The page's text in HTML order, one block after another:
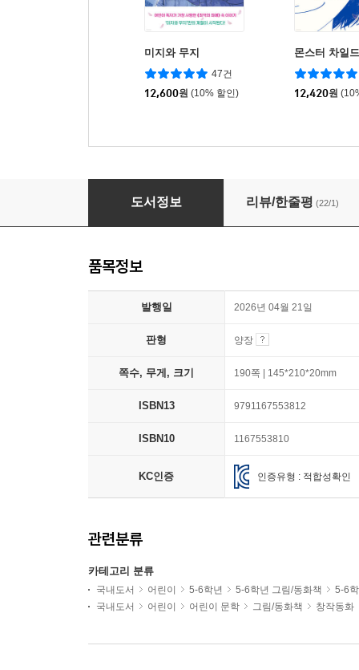
미지와 무지
47건
12,600원 (10% 할인)
몬스터 차일드
12,420원
최악의 인생 샷
도서정보 리뷰/한줄평 (22/1)
품목정보
발행일 2026년 04월 21일
판형 양장
쪽수, 무게, 크기 190쪽 | 145*210*20mm
ISBN13 9791167553812
ISBN10 1167553810
KC인증 인증유형 : 적합성확인
관련분류
카테고리 분류
국내도서 어린이 5-6학년 5-6학년 그림/동화책
5-6
국내도서
어린이 어린이 문학 그림/동화책 창작동화